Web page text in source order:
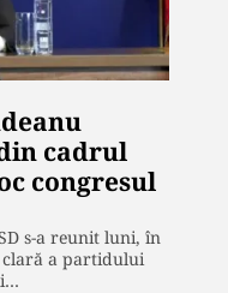
cadrul
congresul
s-a reunit luni, în
a partidului